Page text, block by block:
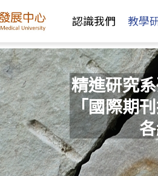
認識我們 教學
精進研究
「國際期